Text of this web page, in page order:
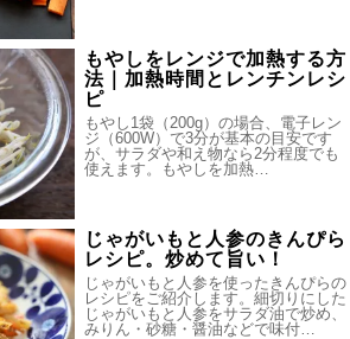
もやしをレンジで加熱する方
法｜加熱時間とレンチンレシ
ピ
もやし1袋（200g）の場合、電子レン
ジ（600W）で3分が基本の目安です
が、サラダや和え物なら2分程度でも
使えます。もやしを加熱…
じゃがいもと人参のきんぴら
レシピ。炒めて旨い！
じゃがいもと人参を使ったきんぴらの
レシピをご紹介します。細切りにした
じゃがいもと人参をサラダ油で炒め、
みりん・砂糖・醤油などで味付…